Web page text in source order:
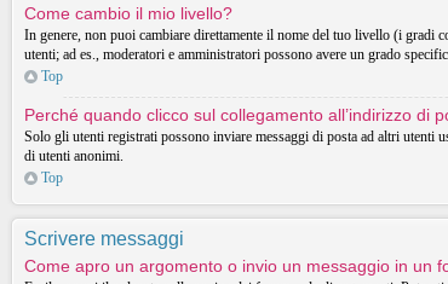
Come cambio il mio livello?
In genere, non puoi cambiare direttamente il nome del tuo livello (i gradi
utenti; ad es., moderatori e amministratori possono avere un grado
Top
Perché quando clicco sul collegamento all’indirizzo
Solo gli utenti registrati possono inviare messaggi di posta ad altri utenti
di utenti anonimi.
Top
Scrivere messaggi
Come apro un argomento o invio un messaggio in un